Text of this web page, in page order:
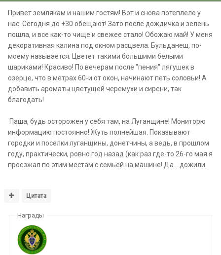
Привет землякам и нашим гостям! Вот и снова потеплело у
нас. Сегодня до +30 обещают! Зато после дождичка и зелень
пошла, и все как-то чище и свежее стало! Обожаю май! У меня
декоративная калина под окном расцвела. Бульданеш, по-
моему называется. Цветет такими большими белыми
шариками! Красиво! По вечерам после "пения" лягушек в
озерце, что в метрах 60-и от окон, начинают петь соловьи! А
добавить ароматы цветущей черемухи и сирени, так
благодать!
Паша, будь осторожен у себя там, на Луганщине! Мониторю
информацию постоянно! Жуть полнейшая. Показывают
городки и поселки луганщины, донетчины, а ведь, в прошлом
году, практически, ровно год назад (как раз где-то 26-го мая я
проезжал по этим местам с семьей на машине! Да... дожили.
Цитата
Награды